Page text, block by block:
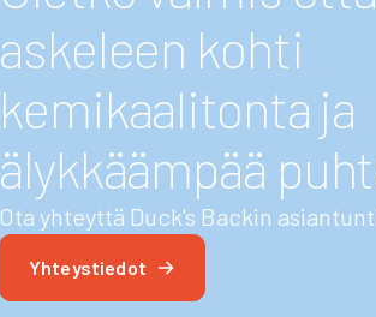
askeleen kohti
kemikaalitonta ja
älykkäämpää
Ota yhteyttä Duck's Backin
Yhteystiedot